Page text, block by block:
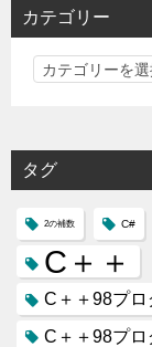
カテゴリー
カ
リ
ー
タグ
2の補数 C#
C＋＋
C＋＋98プロ
C＋＋98プロ